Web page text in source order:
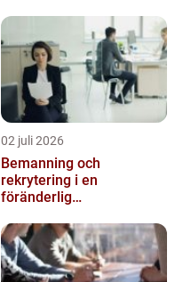
02 juli 2026
Bemanning och
rekrytering i en
föränderlig